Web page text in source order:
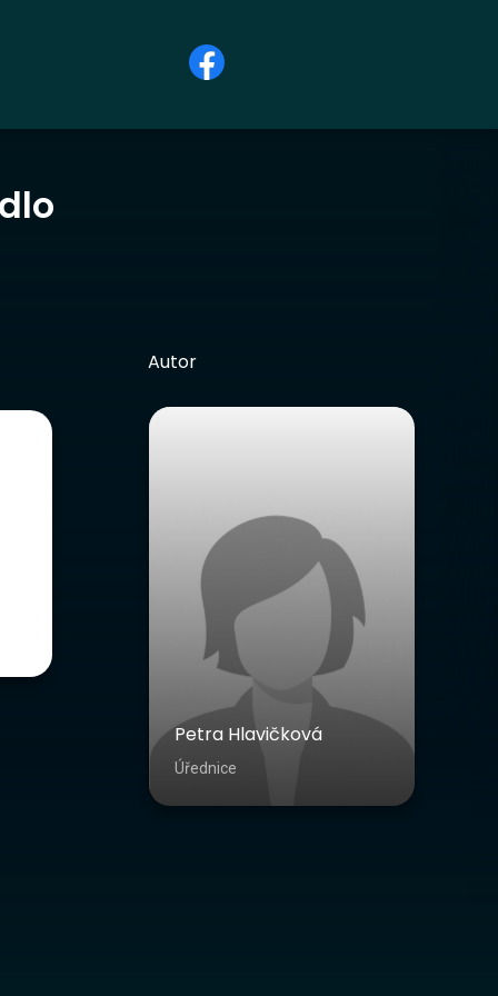
Autor
Petra Hlavičková
Úřednice